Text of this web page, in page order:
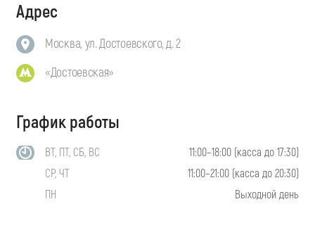
Адрес
Москва, ул. Достоевского, д. 2
«Достоевская»
График работы
ВТ, ПТ, СБ, ВС
11:00–18:00 (касса до 17:30)
СР, ЧТ
11:00–21:00 (касса до 20:30)
ПН
Выходной день